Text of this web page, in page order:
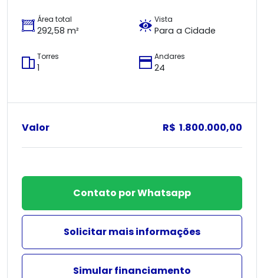
Área total
292,58 m²
Vista
Para a Cidade
Torres
1
Andares
24
Valor R$ 1.800.000,00
Contato por Whatsapp
Solicitar mais informações
Simular financiamento